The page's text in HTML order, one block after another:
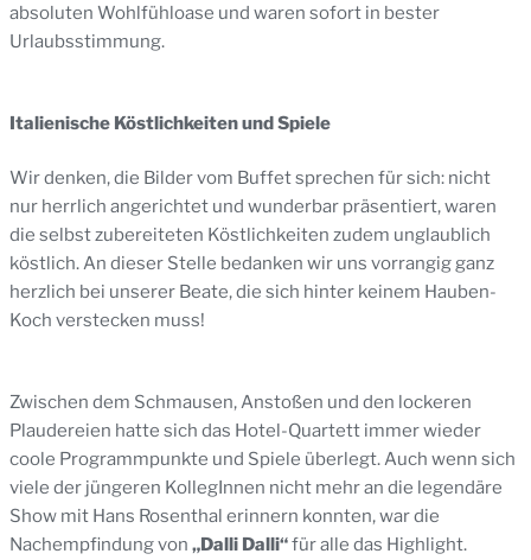
absoluten Wohlfühloase und waren sofort in bester
Urlaubsstimmung.
Italienische Köstlichkeiten und Spiele
Wir denken, die Bilder vom Buffet sprechen für sich: nicht
nur herrlich angerichtet und wunderbar präsentiert, waren
die selbst zubereiteten Köstlichkeiten zudem unglaublich
köstlich. An dieser Stelle bedanken wir uns vorrangig ganz
herzlich bei unserer Beate, die sich hinter keinem Hauben-
Koch verstecken muss!
Zwischen dem Schmausen, Anstoßen und den lockeren
Plaudereien hatte sich das Hotel-Quartett immer wieder
coole Programmpunkte und Spiele überlegt. Auch wenn sich
viele der jüngeren KollegInnen nicht mehr an die legendäre
Show mit Hans Rosenthal erinnern konnten, war die
Nachempfindung von „Dalli Dalli“für alle das Highlight.